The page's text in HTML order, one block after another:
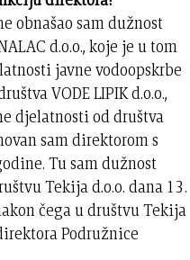
obnašao sam dužnost
d.o.o., koje je u tom
javne vodoopskrbe
VODE LIPIK d.o.o.,
djelatnosti od društva
sam direktorom s
Tu sam dužnost
Tekija d.o.o. dana 13.
čega u društvu Tekija
Podružnice